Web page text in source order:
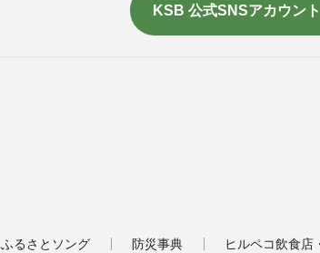
KSB 公式SNSアカウント
ふるさとソング 防災事典 ヒルペコ飲食店